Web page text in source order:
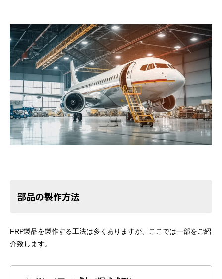
部品の製作方法
FRP製品を製作する工法は多くありますが、ここでは一部をご紹
介致します。